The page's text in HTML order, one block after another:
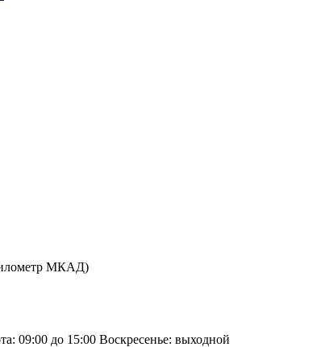
МКАД)
09:00 до 15:00 Воскресенье: выходной